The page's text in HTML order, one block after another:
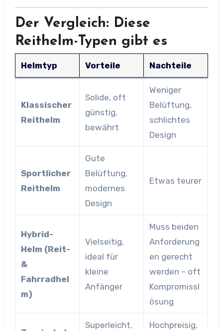
Der Vergleich: Diese
Reithelm-Typen gibt es
Helmtyp Vorteile Nachteile
Klassischer
Reithelm
Solide, oft
günstig,
bewährt
Weniger
Belüftung,
schlichtes
Design
Sportlicher
Reithelm
Gute
Belüftung,
modernes
Design
Etwas teurer
Hybrid-
Helm (Reit-
&
Fahrradhel
m)
Vielseitig,
ideal für
kleine
Anfänger
Muss beiden
Anforderung
en gerecht
werden – oft
Kompromissl
ösung
Superleicht, Hochpreisig,